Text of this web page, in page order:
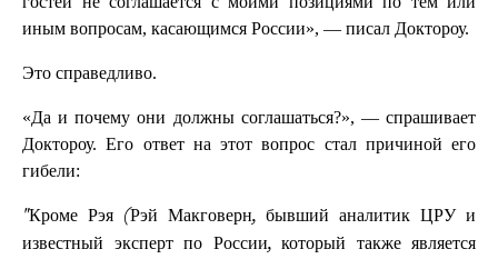
иным вопросам, касающимся России», — писал Доктороу.
Это справедливо.
«Да и почему они должны соглашаться?», — спрашивает
Доктороу. Его ответ на этот вопрос стал причиной его
гибели:
"Кроме Рэя (Рэй Макговерн, бывший аналитик ЦРУ и
известный эксперт по России, который также является